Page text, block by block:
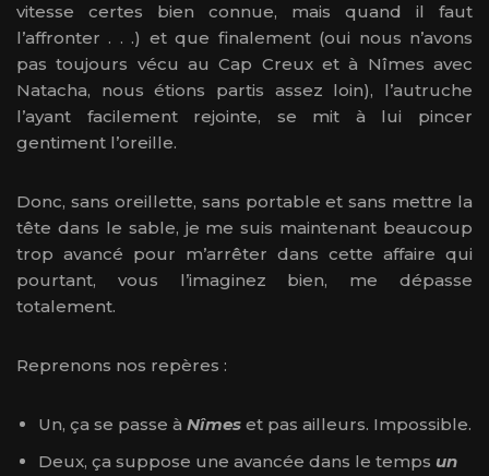
vitesse certes bien connue, mais quand il faut
l’affronter . . .) et que finalement (oui nous n’avons
pas toujours vécu au Cap Creux et à Nîmes avec
Natacha, nous étions partis assez loin), l’autruche
l’ayant facilement rejointe, se mit à lui pincer
gentiment l’oreille.
Donc, sans oreillette, sans portable et sans mettre la
tête dans le sable, je me suis maintenant beaucoup
trop avancé pour m’arrêter dans cette affaire qui
pourtant, vous l’imaginez bien, me dépasse
totalement.
Reprenons nos repères :
Un, ça se passe à Nîmes et pas ailleurs. Impossible.
Deux, ça suppose une avancée dans le temps un